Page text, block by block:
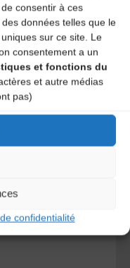
consentir à ces
données telles que le
sur ce site. Le
consentement a un
et fonctions du
et autre médias
pas)
confidentialité
DE LA
et Danses